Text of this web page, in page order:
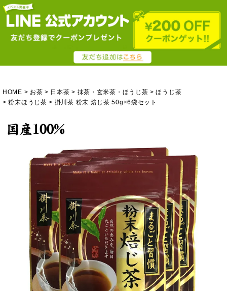
HOME お茶 日本茶 抹茶・玄米茶・ほうじ茶
ほうじ茶
粉末ほうじ茶
掛川茶 粉末 焙じ茶 50g×6袋セット